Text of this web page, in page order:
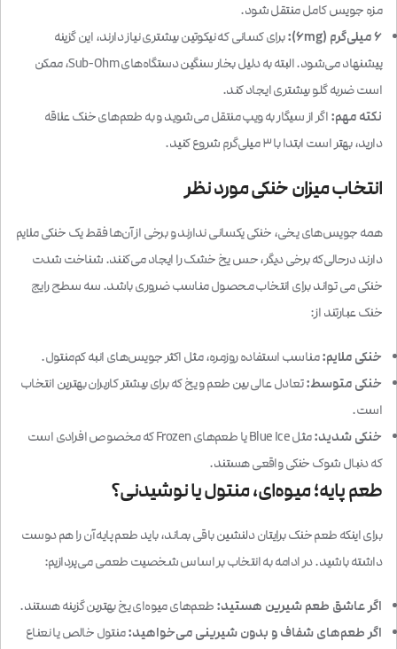
مزه جویس کامل منتقل شود.
۶ میلی‌گرم (6mg):
برای کسانی که نیکوتین بیشتری نیاز دارند، این گزینه
پیشنهاد می‌شود. البته به دلیل بخار سنگین دستگاه‌های Sub-Ohm، ممکن
است ضربه گلو بیشتری ایجاد کند.
نکته مهم:اگر از سیگار به ویپ منتقل می‌شوید و به طعم‌های خنک علاقه
دارید، بهتر است ابتدا با ۳ میلی‌گرم شروع کنید.
انتخاب میزان خنکی مورد نظر
همه جویس‌های یخی، خنکی یکسانی ندارند و برخی از آن‌ها فقط یک خنکی ملایم
دارند درحالی‌که برخی دیگر، حس یخ خشک را ایجاد می‌کنند. شناخت شدت
خنکی می تواند برای انتخاب محصول مناسب ضروری باشد. سه سطح رایج
خنک عبارتند از:
خنکی ملایم:مناسب استفاده روزمره، مثل اکثر جویس‌های انبه کم‌منتول.
خنکی متوسط:تعادل عالی بین طعم و یخ که برای بیشتر کاربران بهترین انتخاب
است.
خنکی شدید:
مثل Blue Ice یا طعم‌های Frozen که مخصوص افرادی است
که دنبال شوک خنکی واقعی هستند.
طعم پایه؛ میوه‌ای، منتول یا نوشیدنی؟
برای اینکه طعم خنک برایتان دلنشین باقی بماند، باید طعم پایه آن را هم دوست
داشته باشید. در ادامه به انتخاب بر اساس شخصیت طعمی می‌پردازیم:
اگر عاشق طعم شیرین هستید:طعم‌های میوه‌ای یخ بهترین گزینه هستند.
اگر طعم‌های شفاف و بدون شیرینی می‌خواهید:منتول خالص یا نعناع